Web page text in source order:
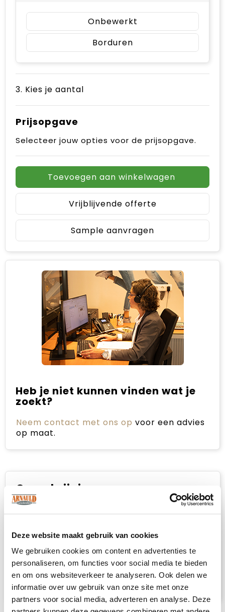
Deze website maakt gebruik van cookies
We gebruiken cookies om content en advertenties te
personaliseren, om functies voor social media te bieden
en om ons websiteverkeer te analyseren. Ook delen we
informatie over uw gebruik van onze site met onze
partners voor social media, adverteren en analyse. Deze
Onbewerkt
Borduren
3. Kies je aantal
Prijsopgave
Selecteer jouw opties voor de prijsopgave.
Toevoegen aan winkelwagen
Vrijblijvende offerte
Sample aanvragen
Heb je niet kunnen vinden wat je
zoekt?
Neem contact met ons op voor een advies
op maat.
Omschrijving
De effen Huggy plaid deken is gemaakt van
comfortabel materiaal dat snel de nodige
Rol de deken op en berg hem op in het
handige zakje met trekkoordsluiting, zodat je
hem compact kunt opbergen zonder veel
ruimte in te nemen. Afmeting: 2200 x 250 cm.